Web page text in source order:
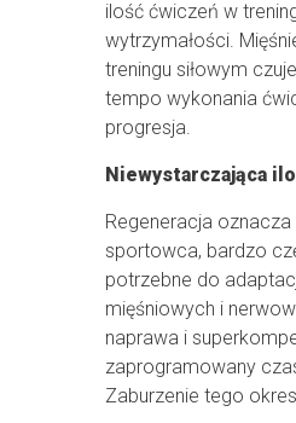
ilość ćwiczeń w
wytrzymałości.
treningu siłowym
tempo wykonania
progresja.
Niewystarczająca
Regeneracja
sportowca, bardzo
potrzebne do
mięśniowych i
naprawa i
zaprogramowany
Zaburzenie tego